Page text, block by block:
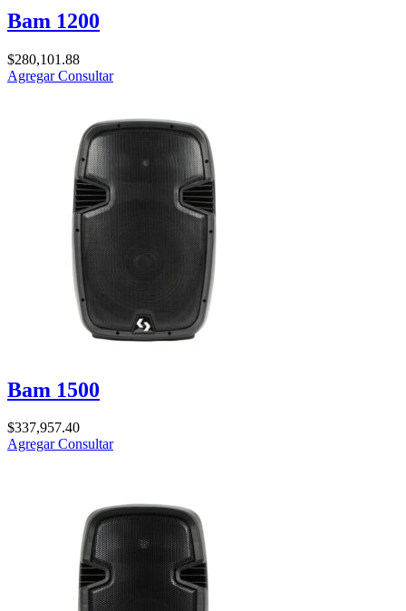
Bam 1200
$280,101.88
AgregarConsultar
Bam 1500
$337,957.40
AgregarConsultar